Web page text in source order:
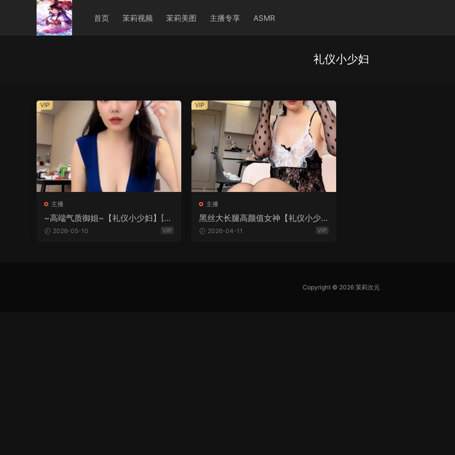
首页 茉莉视频 茉莉美图 主播专享 ASMR
礼仪小少妇
主播
~高端气质御姐~【礼仪小少妇】[6
V/6.24G]
2026-05-10 VIP
VIP
主播
黑丝大长腿高颜值女神【礼仪小少
妇】[8V/5.57G]
2026-04-11 VIP
VIP
Copyright © 2026 茉莉次元